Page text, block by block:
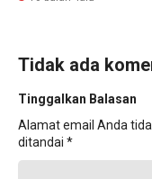
Tidak ada
Tinggalkan Balasan
Alamat email Anda
ditandai *